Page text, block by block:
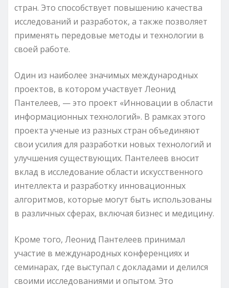
стран. Это способствует повышению качества
исследований и разработок, а также позволяет
применять передовые методы и технологии в
своей работе.
Один из наиболее значимых международных
проектов, в котором участвует Леонид
Пантелеев, — это проект «Инновации в области
информационных технологий». В рамках этого
проекта ученые из разных стран объединяют
свои усилия для разработки новых технологий и
улучшения существующих. Пантелеев вносит
вклад в исследование области искусственного
интеллекта и разработку инновационных
алгоритмов, которые могут быть использованы
в различных сферах, включая бизнес и медицину.
Кроме того, Леонид Пантелеев принимал
участие в международных конференциях и
семинарах, где выступал с докладами и делился
своими исследованиями и опытом. Это